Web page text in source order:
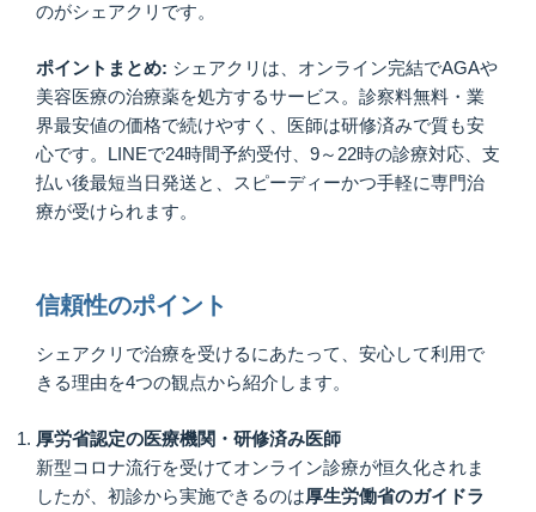
のがシェアクリです。
ポイントまとめ: シェアクリは、オンライン完結でAGAや
美容医療の治療薬を処方するサービス。診察料無料・業
界最安値の価格で続けやすく、医師は研修済みで質も安
心です。LINEで24時間予約受付、9～22時の診療対応、支
払い後最短当日発送と、スピーディーかつ手軽に専門治
療が受けられます。
信頼性のポイント
シェアクリで治療を受けるにあたって、安心して利用で
きる理由を4つの観点から紹介します。
厚労省認定の医療機関・研修済み医師
新型コロナ流行を受けてオンライン診療が恒久化されま
したが、初診から実施できるのは厚生労働省のガイドラ